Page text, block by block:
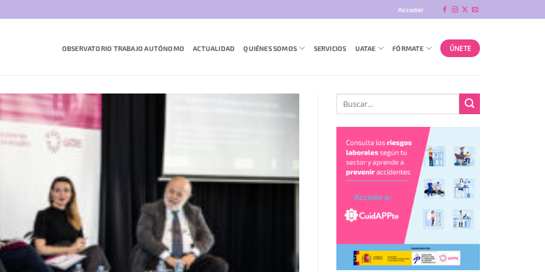
Acceder
OBSERVATORIO TRABAJO AUTÓNOMO ACTUALIDAD QUIÉNES SOMOS SERVICIOS UATAE FÓRMATE ÚNETE